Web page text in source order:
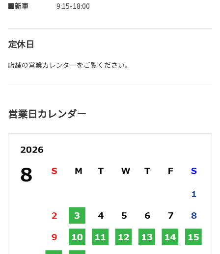
■新車
9:15-18:00
定休日
店舗の営業カレンダーをご覧ください。
営業日カレンダー